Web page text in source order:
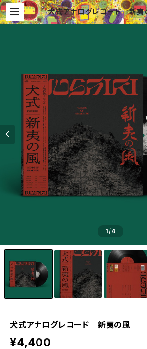
犬式アナログレコード 新
roots shop
1/4
犬式アナログレコード 新夷の風
¥4,400